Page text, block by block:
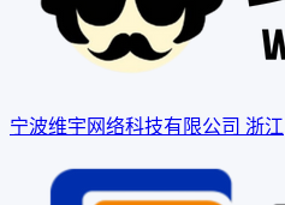
宁波维宇网络科技有限公司 浙江